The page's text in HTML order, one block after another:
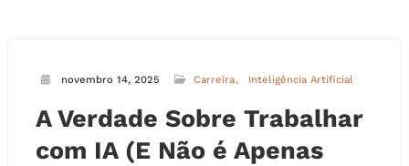
novembro 14, 2025 Carreira Inteligência Artificial
A Verdade Sobre Trabalhar
com IA (E Não é Apenas